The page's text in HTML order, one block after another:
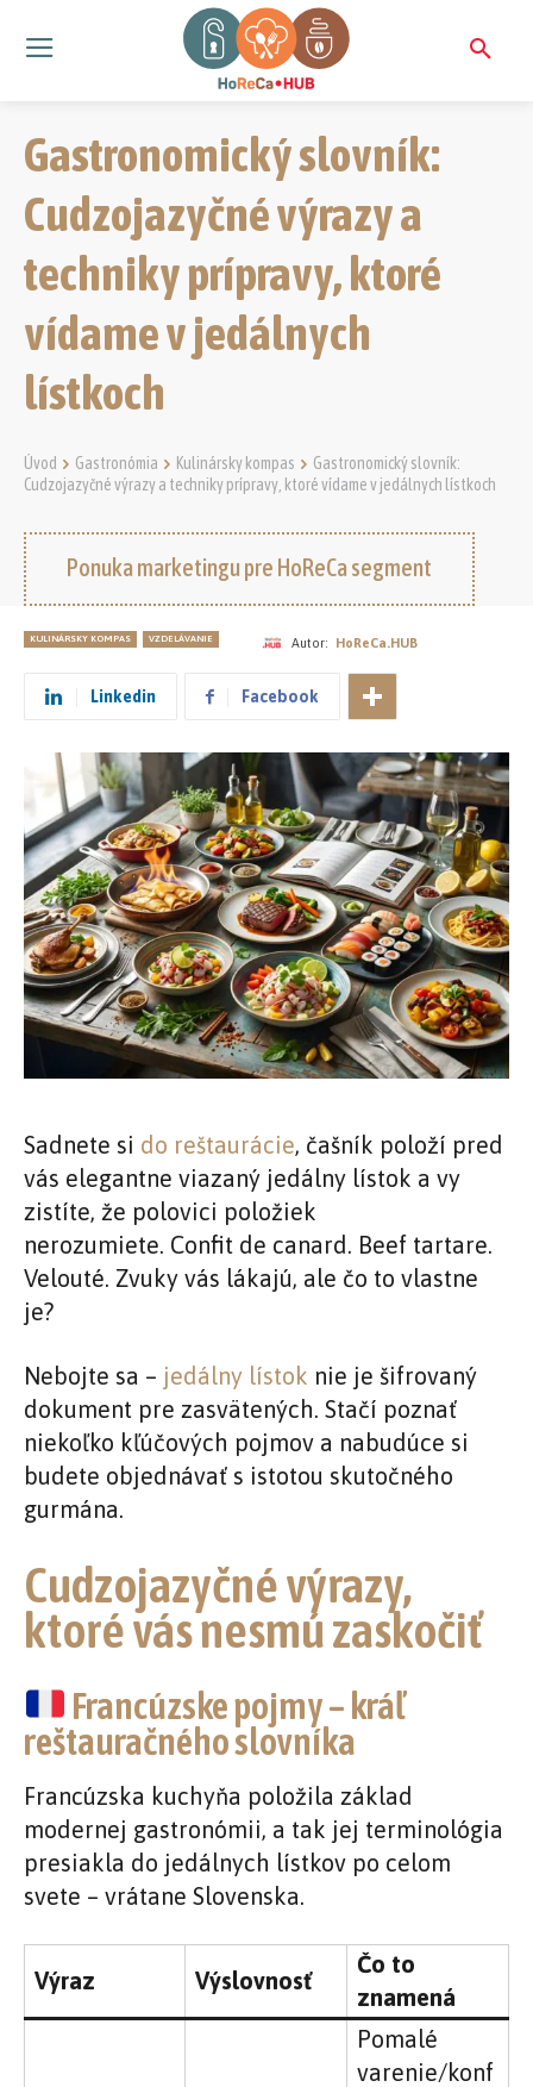
Gastronomický slovník:
Cudzojazyčné výrazy a
techniky prípravy, ktoré
vídame v jedálnych
lístkoch
Úvod Gastronómia Kulinársky kompas
Gastronomický slovník:
Cudzojazyčné výrazy a techniky prípravy, ktoré vídame v jedálnych lístkoch
Ponuka marketingu pre HoReCa segment
KULINÁRSKY KOMPAS VZDELÁVANIE Autor: HoReCa.HUB
Linkedin Facebook
Sadnete si do reštaurácie, čašník položí pred
vás elegantne viazaný jedálny lístok a vy
zistíte, že polovici položiek
nerozumiete. Confit de canard. Beef tartare.
Velouté. Zvuky vás lákajú, ale čo to vlastne
je?
Nebojte sa – jedálny lístok nie je šifrovaný
dokument pre zasvätených. Stačí poznať
niekoľko kľúčových pojmov a nabudúce si
budete objednávať s istotou skutočného
gurmána.
Cudzojazyčné výrazy,
ktoré vás nesmú zaskočiť
Francúzske pojmy – kráľ
reštauračného slovníka
Francúzska kuchyňa položila základ
modernej gastronómii, a tak jej terminológia
presiakla do jedálnych lístkov po celom
svete – vrátane Slovenska.
Výraz Výslovnosť
Čo to
znamená
Pomalé
varenie/konf